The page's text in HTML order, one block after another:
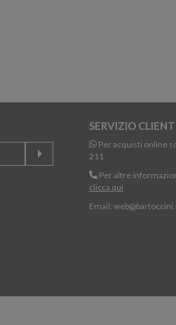
SERVIZIO
Per acquisti online
211
Per altre
clicca qui
Email: